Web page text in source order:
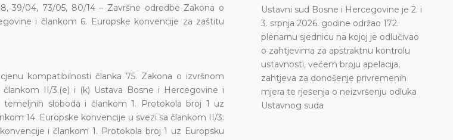
39/04, 73/05, 80/14 – Završne odredbe Zakona o
i člankom 6. Europske konvencije za zaštitu
kompatibilnosti članka 75. Zakona o izvršnom
člankom II/3.(e) i (k) Ustava Bosne i Hercegovine i
sloboda i člankom 1. Protokola broj 1 uz
14. Europske konvencije u svezi sa člankom II/3.
i člankom 1. Protokola broj 1 uz Europsku
Ustavni sud Bosne i Hercegovine je 2. i
3. srpnja 2026. godine održao 172.
plenarnu sjednicu na kojoj je odlučivao
o zahtjevima za apstraktnu kontrolu
ustavnosti, većem broju apelacija,
zahtjeva za donošenje privremenih
mjera te rješenja o neizvršenju odluka
Ustavnog suda